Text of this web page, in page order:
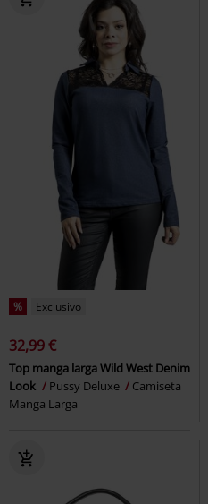
% Exclusivo
32,99 €
Top manga larga Wild West Denim
Look
Pussy Deluxe
Camiseta
Manga Larga